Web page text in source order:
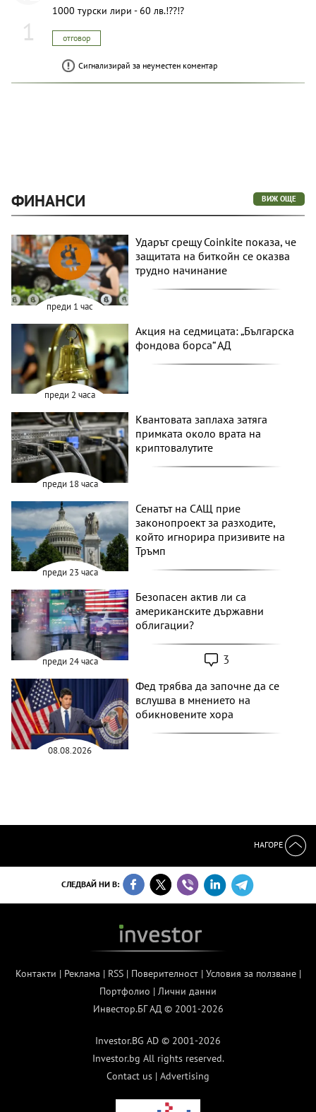
1
1000 турски лири - 60 лв.!??!?
отговор
Сигнализирай за неуместен коментар
ФИНАНСИ ВИЖ ОЩЕ
преди 1 час
Ударът срещу Coinkite показа, че
защитата на биткойн се оказва
трудно начинание
преди 2 часа
Акция на седмицата: „Българска
фондова борса“ АД
преди 18 часа
Квантовата заплаха затяга
примката около врата на
криптовалутите
преди 23 часа
Сенатът на САЩ прие
законопроект за разходите,
който игнорира призивите на
Тръмп
преди 24 часа
Безопасен актив ли са
американските държавни
облигации?
3
08.08.2026
Фед трябва да започне да се
вслушва в мнението на
обикновените хора
НАГОРЕ
СЛЕДВАЙ НИ В:
Контакти | Реклама | RSS| Поверителност| Условия за ползване|
Портфолио | Лични данни
Инвестор.БГ АД © 2001-2026
Investor.BG AD © 2001-2026
Investor.bg All rights reserved.
Contact us | Advertising